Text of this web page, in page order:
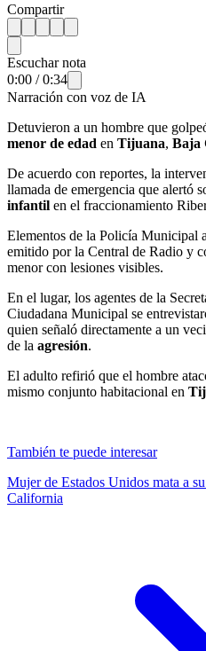
Compartir
Escuchar nota
0:00 /0:34
Narración con voz de IA
Detuvieron a un hombre que
menor de edad en Tijuana, Baja
De acuerdo con reportes, la
llamada de emergencia que alertó
infantil en el fraccionamiento
Elementos de la Policía Municipal
emitido por la Central de Radio y
menor con lesiones visibles.
En el lugar, los agentes de la
Ciudadana Municipal se
quien señaló directamente a un
de la agresión.
El adulto refirió que el hombre
mismo conjunto habitacional en
También te puede interesar
Mujer de Estados Unidos mata a
California